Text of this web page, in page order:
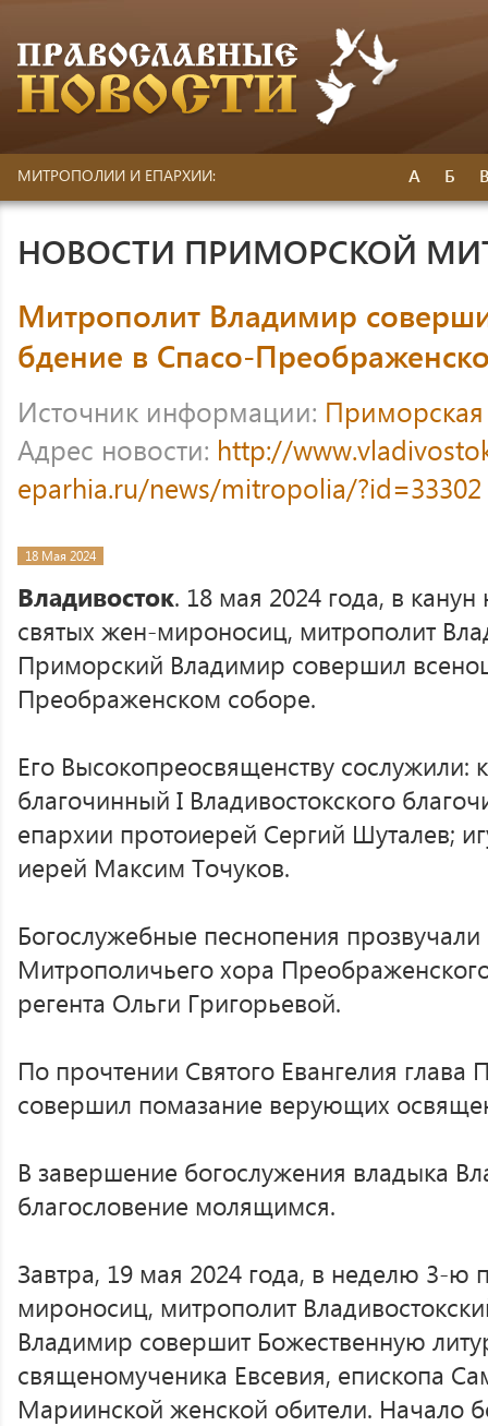
МИТРОПОЛИИ И ЕПАРХИИ: А Б
НОВОСТИ ПРИМОРСКОЙ
Митрополит Владимир
бдение в Спасо-
Источник информации:
Адрес новости: http://
eparhia.ru/news/mitropolia/?id=33302
18 Мая 2024
Владивосток. 18 мая 2024 года, в
святых жен-мироносиц, митрополит
Приморский Владимир совершил
Преображенском соборе.
Его Высокопреосвященству сослужили:
благочинный I Владивостокского
епархии протоиерей Сергий Шуталев;
иерей Максим Точуков.
Богослужебные песнопения
Митрополичьего хора
регента Ольги Григорьевой.
По прочтении Святого Евангелия
совершил помазание верующих
В завершение богослужения владыка
благословение молящимся.
Завтра, 19 мая 2024 года, в неделю 3-ю
мироносиц, митрополит
Владимир совершит Божественную
священомученика Евсевия, епископа
Мариинской женской обители. Начало